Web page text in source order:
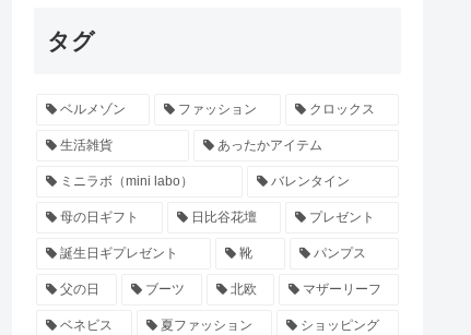
タグ
ベルメゾン ファッション クロックス
生活雑貨 あったかアイテム
ミニラボ（mini labo） バレンタイン
母の日ギフト 日比谷花壇 プレゼント
誕生日ギプレゼント 靴 パンプス
父の日 ブーツ 北欧 マザーリーフ
ベネビス 夏ファッション ショッピング